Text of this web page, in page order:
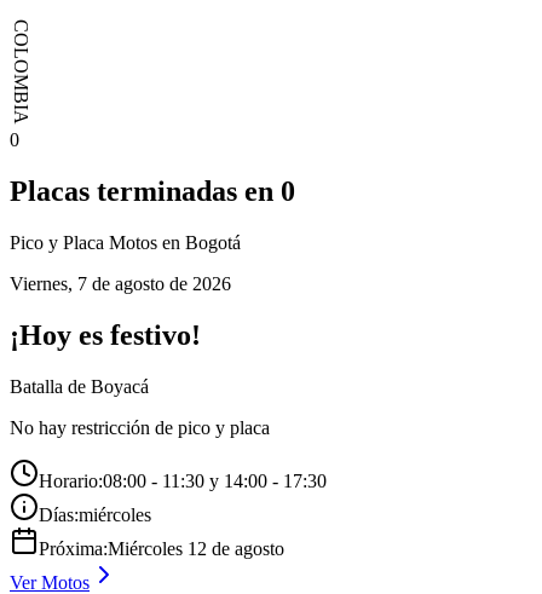
COLOMBIA
0
Placas terminadas en 0
Pico y Placa Motos en Bogotá
Viernes, 7 de agosto de 2026
¡Hoy es festivo!
Batalla de Boyacá
No hay restricción de pico y placa
Horario:08:00 - 11:30 y 14:00 - 17:30
Días:miércoles
Próxima:Miércoles 12 de agosto
VerMotos